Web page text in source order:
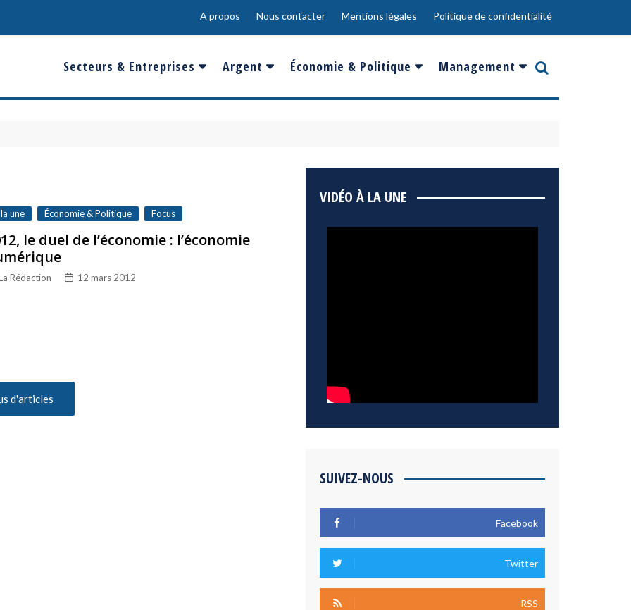
A propos Nous contacter Mentions légales Politique de confidentialité
Secteurs & Entreprises
Banques & Finances
Défense & Aéronautique
Santé & Biotechnologie
Argent
Salaire
Epargne & Placements
Économie & Politique
France
Management
Innovation
une Économie & Politique Focus
le duel de l’économie : l’économie
Rédaction 12 mars 2012
d'articles
VIDÉO À LA UNE
SUIVEZ-NOUS
Facebook
Twitter
RSS